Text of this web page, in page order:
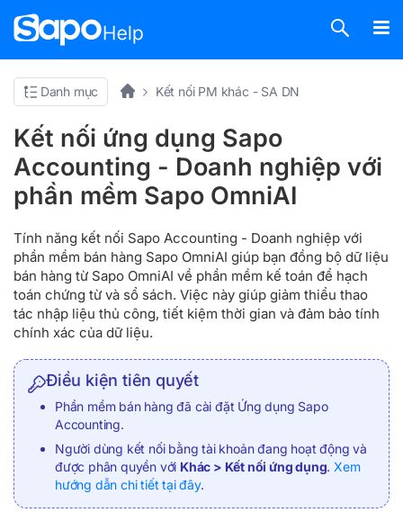
Danh mục Kết nối PM khác - SA DN
Kết nối ứng dụng Sapo
Accounting - Doanh nghiệp với
phần mềm Sapo OmniAI
Tính năng kết nối Sapo Accounting - Doanh nghiệp với
phần mềm bán hàng Sapo OmniAI giúp bạn đồng bộ dữ liệu
bán hàng từ Sapo OmniAI về phần mềm kế toán để hạch
toán chứng từ và sổ sách. Việc này giúp giảm thiểu thao
tác nhập liệu thủ công, tiết kiệm thời gian và đảm bảo tính
chính xác của dữ liệu.
Điều kiện tiên quyết
Phần mềm bán hàng đã cài đặt Ứng dụng Sapo
Accounting.
Người dùng kết nối bằng tài khoản đang hoạt động và
được phân quyền với Khác > Kết nối ứng dụng. Xem
hướng dẫn chi tiết tại đây.